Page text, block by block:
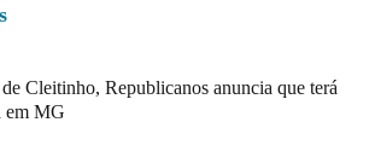
Cleitinho, Republicanos anuncia que terá
em MG